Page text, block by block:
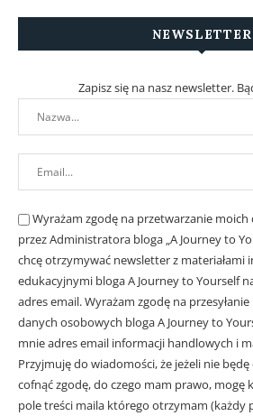
NEWSLETTER
Zapisz się na nasz newsletter.
Wyrażam zgodę na przetwarzanie
przez Administratora bloga „A Journey to
chcę otrzymywać newsletter z materiałami
edukacyjnymi bloga A Journey to Yourself
adres email.Wyrażam zgodę na
danych osobowych bloga A Journey to
mnie adres email informacji handlowych i
Przyjmuję do wiadomości, że jeżeli nie będę
cofnąć zgodę, do czego mam prawo, mogę
pole treści maila którego otrzymam (każdy